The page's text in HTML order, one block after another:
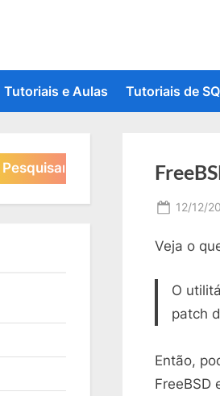
Tutoriais e Aulas Tutoriais de
Posted
12/12/
Veja o
O
patch
Então,
FreeBSD